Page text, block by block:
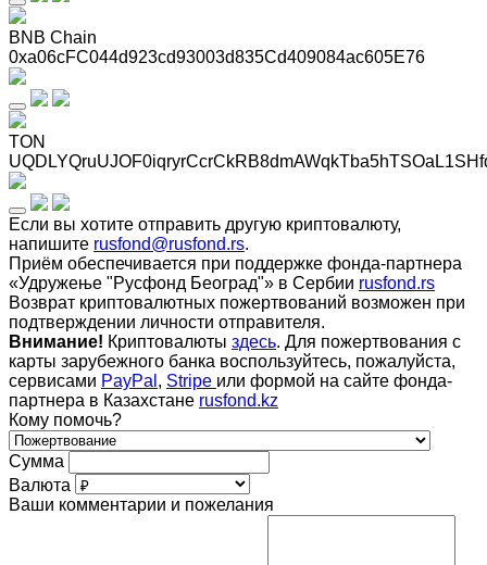
BNB Chain
0xa06cFC044d923cd93003d835Cd409084ac605E76
TON
Если вы хотите отправить другую криптовалюту,
напишите rusfond@rusfond.rs.
Приём обеспечивается при поддержке фонда-партнера
«Удружење "Русфонд Београд"» в Сербии rusfond.rs
Возврат криптовалютных пожертвований возможен при
подтверждении личности отправителя.
Внимание! Криптовалюты здесь. Для пожертвования с
карты зарубежного банка воспользуйтесь, пожалуйста,
сервисами PayPal , Stripe или формой на сайте фонда-
партнера в Казахстане rusfond.kz
Кому помочь?
Сумма
Валюта
Ваши комментарии и пожелания